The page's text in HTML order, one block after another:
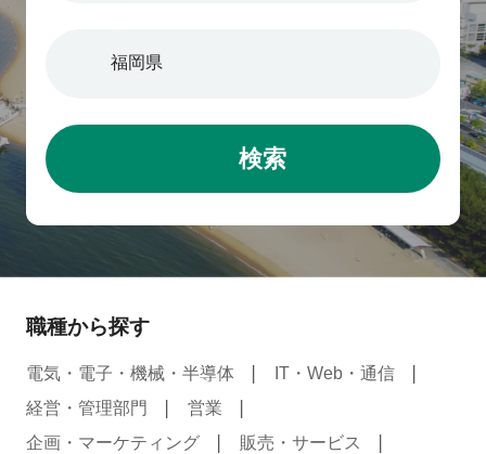
検索
職種から探す
電気・電子・機械・半導体
IT・Web・通信
経営・管理部門
営業
企画・マーケティング
販売・サービス